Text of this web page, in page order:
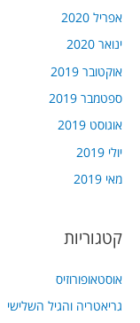
אפריל 2020
ינואר 2020
אוקטובר 2019
ספטמבר 2019
אוגוסט 2019
יולי 2019
מאי 2019
קטגוריות
אוסטאופורוזיס
גריאטריה והגיל השלישי